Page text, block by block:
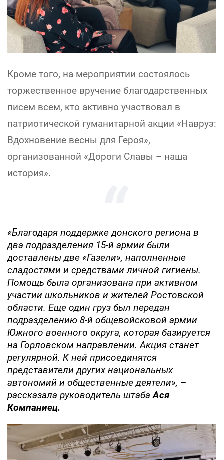
Кроме того, на мероприятии состоялось
торжественное вручение благодарственных
писем всем, кто активно участвовал в
патриотической гуманитарной акции «Навруз:
Вдохновение весны для Героя»,
организованной «Дороги Славы – наша
история».
«Благодаря поддержке донского региона в
два подразделения 15-й армии были
доставлены две «Газели», наполненные
сладостями и средствами личной гигиены.
Помощь была организована при активном
участии школьников и жителей Ростовской
области. Еще один груз был передан
подразделению 8-й общевойсковой армии
Южного военного округа, которая базируется
на Горловском направлении. Акция станет
регулярной. К ней присоединятся
представители других национальных
автономий и общественные деятели», –
рассказала руководитель штабаАся
Компаниец.